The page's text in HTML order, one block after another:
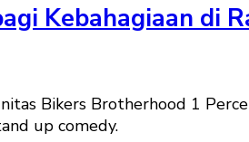
Kebahagiaan di
Bikers Brotherhood 1
up comedy.